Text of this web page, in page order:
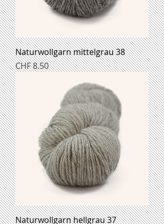
Naturwollgarn mittelgrau 38
Preis
CHF 8.50
Naturwollgarn hellgrau 37